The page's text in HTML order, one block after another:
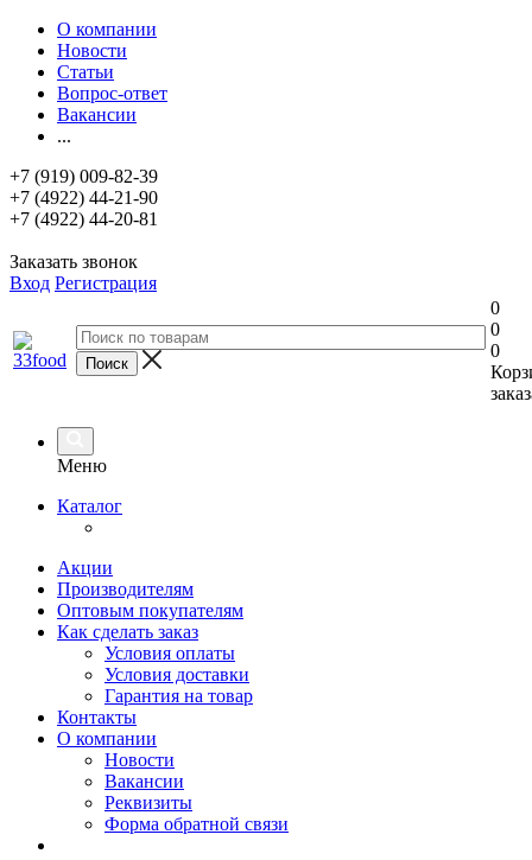
О компании
Новости
Статьи
Вопрос-ответ
Вакансии
...
+7 (919) 009-82-39
+7 (4922) 44-21-90
+7 (4922) 44-20-81
Заказать звонок
Вход Регистрация
0
0
0
Меню
Каталог
Акции
Производителям
Оптовым покупателям
Как сделать заказ
Условия оплаты
Условия доставки
Гарантия на товар
Контакты
О компании
Новости
Вакансии
Реквизиты
Форма обратной связи